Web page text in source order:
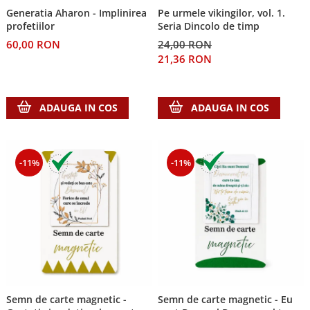
Teologie
A doua venire
Misiune
Contemporaneitate
Devotional
Lupta Spirituala
Schimbarea caracterului
Suferinta
Viata din belsug
Viata de zi cu zi
Generatia Aharon - Implinirea
profetiilor
60,00 RON
ADAUGA IN COS
Pe urmele vikingilor, vol. 1.
Seria Dincolo de timp
24,00 RON
21,36 RON
ADAUGA IN COS
-11%
Semn de carte magnetic -
-11%
Semn de carte magnetic - Eu